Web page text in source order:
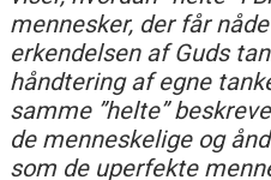
mennesker, der får
erkendelsen af Guds
håndtering af egne
samme ”helte”
de menneskelige og
som de uperfekte